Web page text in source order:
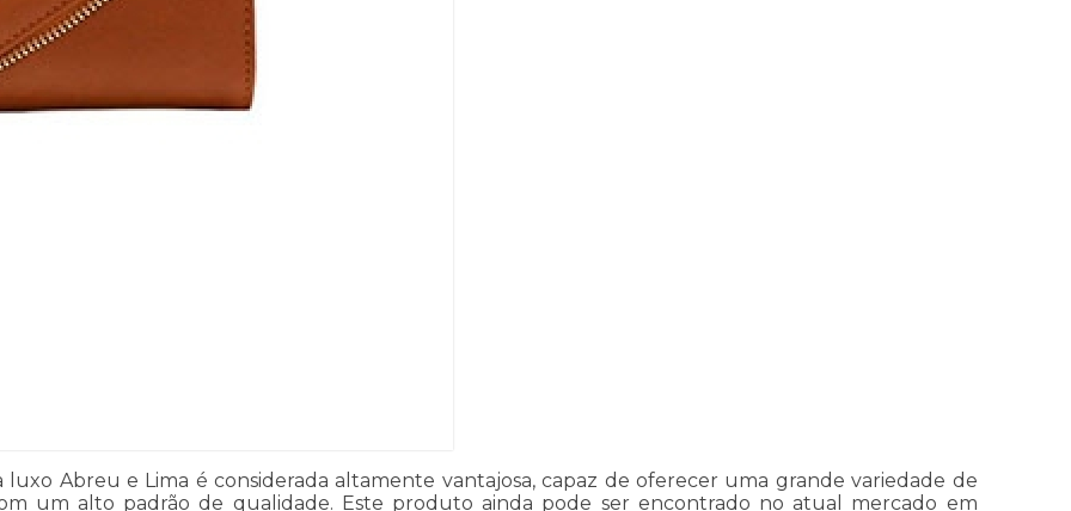
Abreu e Lima é considerada altamente vantajosa, capaz de oferecer uma grande variedade de
um alto padrão de qualidade. Este produto ainda pode ser encontrado no atual mercado em